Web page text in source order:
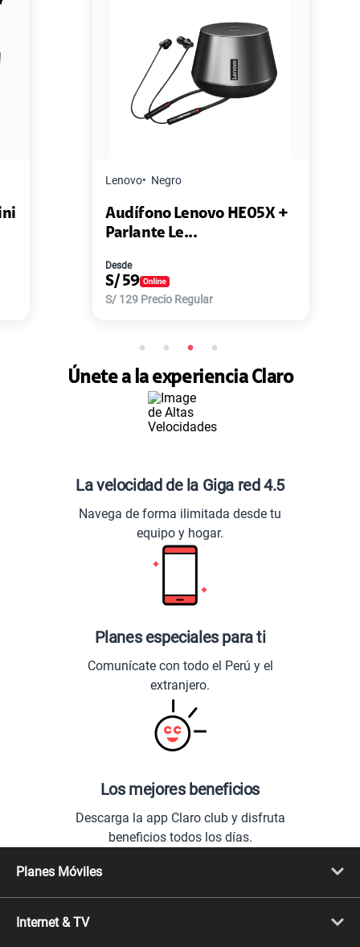
Lenovo Negro
Audífono Lenovo HE05X +
Parlante Le...
Desde
59
129 Precio Regular
Únete a la experiencia Claro
La velocidad de la Giga red 4.5
Navega de forma ilimitada desde tu
equipo y hogar.
Planes especiales para ti
Comunícate con todo el Perú y el
extranjero.
Los mejores beneficios
Descarga la app Claro club y disfruta
beneficios todos los días.
Planes Móviles
Línea Nueva
Línea Adicional
Internet & TV